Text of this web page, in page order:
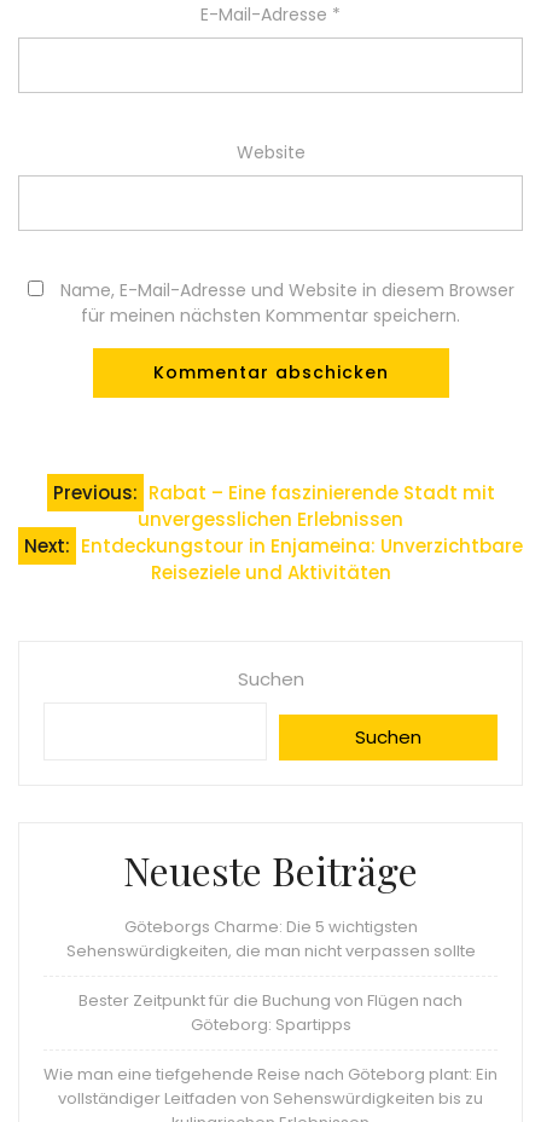
E-Mail-Adresse *
Website
Name, E-Mail-Adresse und Website in diesem Browser
für meinen nächsten Kommentar speichern.
Beitragsnavigation
Previous: Rabat – Eine faszinierende Stadt mit
unvergesslichen Erlebnissen
Next: Entdeckungstour in Enjameina: Unverzichtbare
Reiseziele und Aktivitäten
Suchen
Suchen
Neueste Beiträge
Göteborgs Charme: Die 5 wichtigsten
Sehenswürdigkeiten, die man nicht verpassen sollte
Bester Zeitpunkt für die Buchung von Flügen nach
Göteborg: Spartipps
Wie man eine tiefgehende Reise nach Göteborg plant: Ein
vollständiger Leitfaden von Sehenswürdigkeiten bis zu